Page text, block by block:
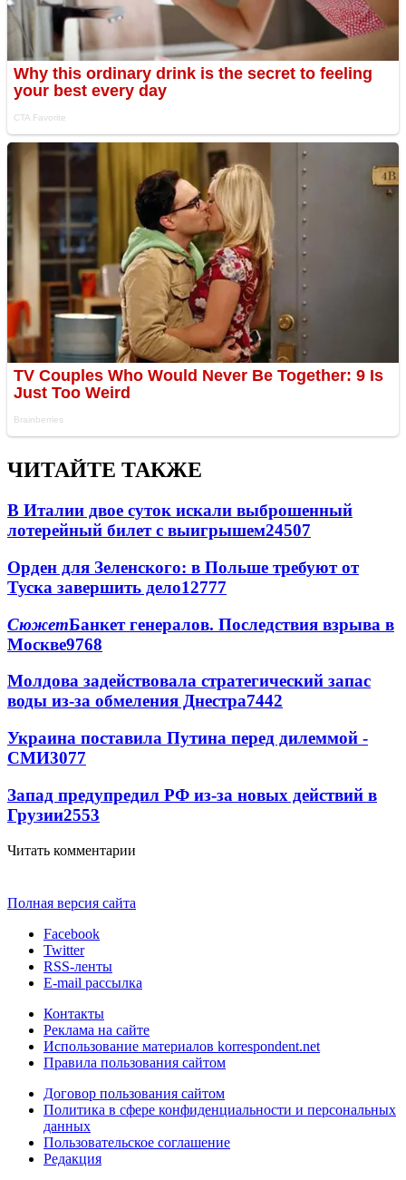
ЧИТАЙТЕ ТАКЖЕ
В Италии двое суток искали выброшенный
лотерейный билет с выигрышем24507
Орден для Зеленского: в Польше требуют от
Туска завершить дело12777
СюжетБанкет генералов. Последствия взрыва в
Москве9768
Молдова задействовала стратегический запас
воды из-за обмеления Днестра7442
Украина поставила Путина перед дилеммой -
СМИ3077
Запад предупредил РФ из-за новых действий в
Грузии2553
Читать комментарии
Полная версия сайта
Facebook
Twitter
RSS-ленты
E-mail рассылка
Контакты
Реклама на сайте
Использование материалов korrespondent.net
Правила пользования сайтом
Договор пользования сайтом
Политика в сфере конфиденциальности и персональных
данных
Пользовательское соглашение
Редакция